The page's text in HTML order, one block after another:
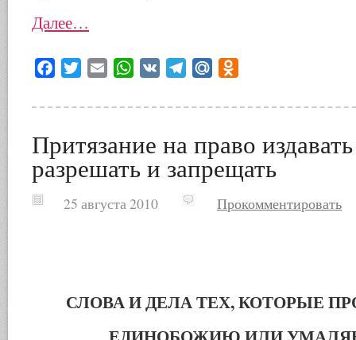
Далее…
Facebook
Twitter Email WhatsApp
VK TelegramMail.Ru
Притязание на право
разрешать и запрещать
25 августа 2010 Прокомментировать
СЛОВА И ДЕЛА ТЕХ, КОТОРЫЕ